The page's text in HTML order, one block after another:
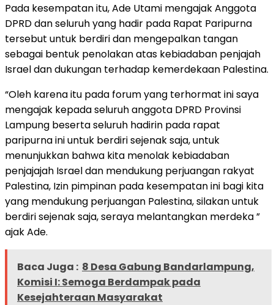
Pada kesempatan itu, Ade Utami mengajak Anggota
DPRD dan seluruh yang hadir pada Rapat Paripurna
tersebut untuk berdiri dan mengepalkan tangan
sebagai bentuk penolakan atas kebiadaban penjajah
Israel dan dukungan terhadap kemerdekaan Palestina.
“Oleh karena itu pada forum yang terhormat ini saya
mengajak kepada seluruh anggota DPRD Provinsi
Lampung beserta seluruh hadirin pada rapat
paripurna ini untuk berdiri sejenak saja, untuk
menunjukkan bahwa kita menolak kebiadaban
penjajajah Israel dan mendukung perjuangan rakyat
Palestina, Izin pimpinan pada kesempatan ini bagi kita
yang mendukung perjuangan Palestina, silakan untuk
berdiri sejenak saja, seraya melantangkan merdeka ”
ajak Ade.
Baca Juga : 8 Desa Gabung Bandarlampung,
Komisi I: Semoga Berdampak pada
Kesejahteraan Masyarakat